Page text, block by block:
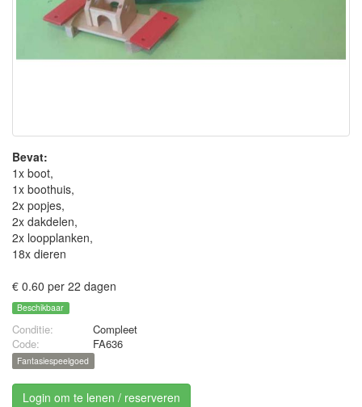
Bevat:
1x boot,
1x boothuis,
2x popjes,
2x dakdelen,
2x loopplanken,
18x dieren
€ 0.60 per 22 dagen
Beschikbaar
Conditie:
Compleet
Code:
FA636
Fantasiespeelgoed
Login om te lenen / reserveren